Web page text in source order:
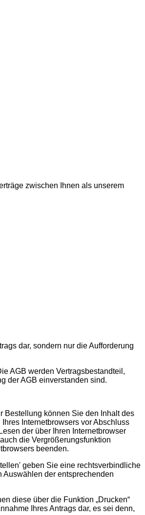
zwischen Ihnen als unserem
dar, sondern nur die Aufforderung
AGB werden Vertragsbestandteil,
der AGB einverstanden sind.
Bestellung können Sie den Inhalt des
Internetbrowsers vor Abschluss
der über Ihren Internetbrowser
die Vergrößerungsfunktion
beenden.
geben Sie eine rechtsverbindliche
Auswählen der entsprechenden
diese über die Funktion „Drucken“
Ihres Antrags dar, es sei denn,